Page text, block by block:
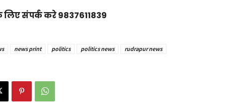
लिए संपर्क करे 9837611839
news print politics politics news
rudrapur news